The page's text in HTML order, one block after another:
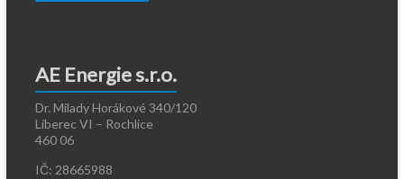
AE Energie s.r.o.
Dr. Milady Horákové 340/120
Liberec VI – Rochlice
460 06
IČ: 28665988